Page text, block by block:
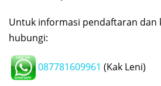
Untuk informasi pendaftaran dan
hubungi:
087781609961 (Kak Leni)